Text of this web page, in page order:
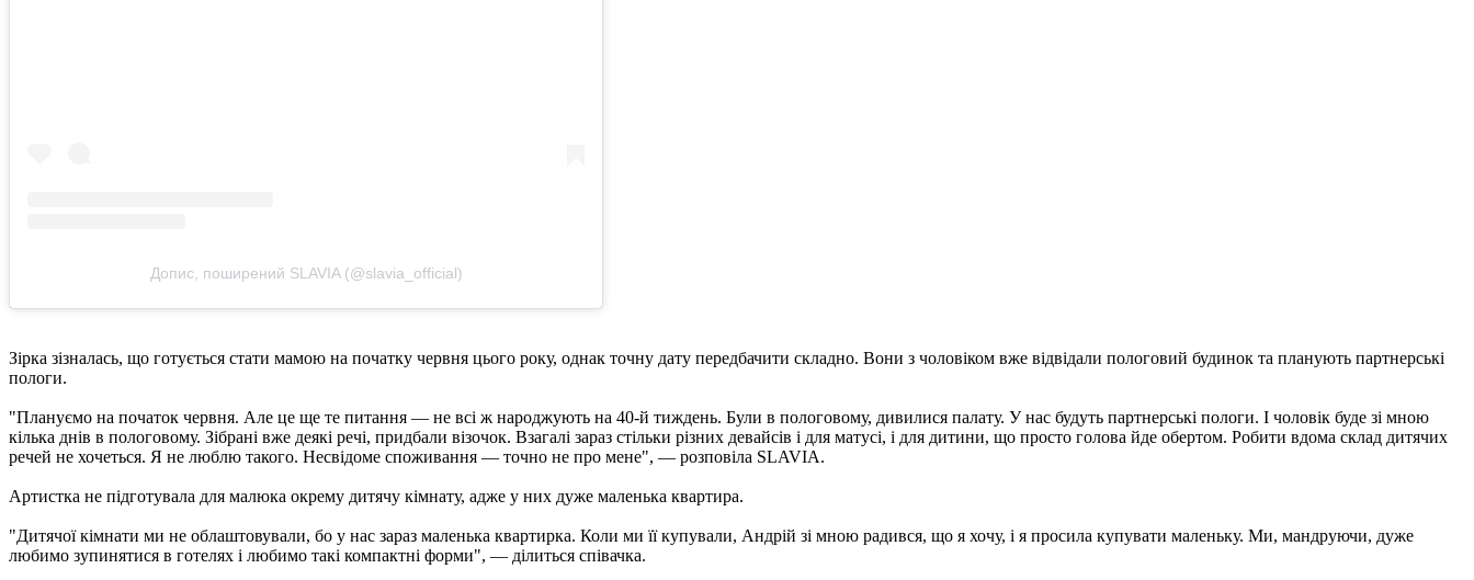
Допис, поширений SLAVIA (@slavia_official)
Зірка зізналась, що готується стати мамою на початку червня цього року, однак точну дату передбачити складно. Вони з чоловіком вже відвідали пологовий будинок та планують партнерські
пологи.
"Плануємо на початок червня. Але це ще те питання — не всі ж народжують на 40-й тиждень. Були в пологовому, дивилися палату. У нас будуть партнерські пологи. І чоловік буде зі мною
кілька днів в пологовому. Зібрані вже деякі речі, придбали візочок. Взагалі зараз стільки різних девайсів і для матусі, і для дитини, що просто голова йде обертом. Робити вдома склад дитячих
речей не хочеться. Я не люблю такого. Несвідоме споживання — точно не про мене", — розповіла SLAVIA.
Артистка не підготувала для малюка окрему дитячу кімнату, адже у них дуже маленька квартира.
"Дитячої кімнати ми не облаштовували, бо у нас зараз маленька квартирка. Коли ми її купували, Андрій зі мною радився, що я хочу, і я просила купувати маленьку. Ми, мандруючи, дуже
любимо зупинятися в готелях і любимо такі компактні форми", — ділиться співачка.